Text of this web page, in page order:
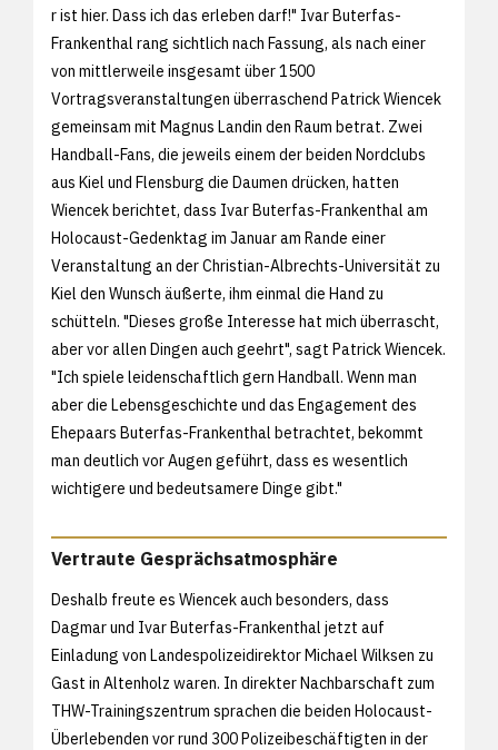
r ist hier. Dass ich das erleben darf!" Ivar Buterfas-
Frankenthal rang sichtlich nach Fassung, als nach einer
von mittlerweile insgesamt über 1500
Vortragsveranstaltungen überraschend Patrick Wiencek
gemeinsam mit Magnus Landin den Raum betrat. Zwei
Handball-Fans, die jeweils einem der beiden Nordclubs
aus Kiel und Flensburg die Daumen drücken, hatten
Wiencek berichtet, dass Ivar Buterfas-Frankenthal am
Holocaust-Gedenktag im Januar am Rande einer
Veranstaltung an der Christian-Albrechts-Universität zu
Kiel den Wunsch äußerte, ihm einmal die Hand zu
schütteln. "Dieses große Interesse hat mich überrascht,
aber vor allen Dingen auch geehrt", sagt Patrick Wiencek.
"Ich spiele leidenschaftlich gern Handball. Wenn man
aber die Lebensgeschichte und das Engagement des
Ehepaars Buterfas-Frankenthal betrachtet, bekommt
man deutlich vor Augen geführt, dass es wesentlich
wichtigere und bedeutsamere Dinge gibt."
Vertraute Gesprächsatmosphäre
Deshalb freute es Wiencek auch besonders, dass
Dagmar und Ivar Buterfas-Frankenthal jetzt auf
Einladung von Landespolizeidirektor Michael Wilksen zu
Gast in Altenholz waren. In direkter Nachbarschaft zum
THW-Trainingszentrum sprachen die beiden Holocaust-
Überlebenden vor rund 300 Polizeibeschäftigten in der